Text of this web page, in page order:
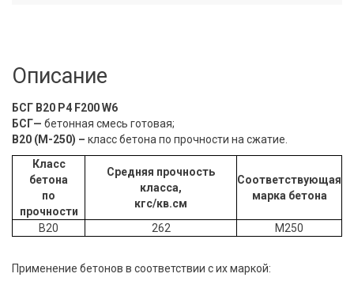
Описание
БСГ В20 Р4 F200 W6
БСГ— бетонная смесь готовая;
В20 (М-250) – классбетона по прочности на сжатие.
Класс
бетона
по
прочности
Средняя прочность
класса,
кгс/кв.см
Соответствующая
марка бетона
В20 262 М250
Применение бетонов в соответствии с их маркой: